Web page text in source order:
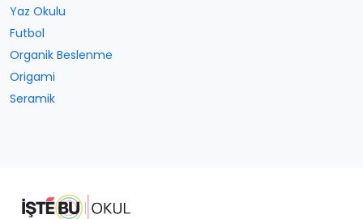
Yaz Okulu
Futbol
Organik Beslenme
Origami
Seramik